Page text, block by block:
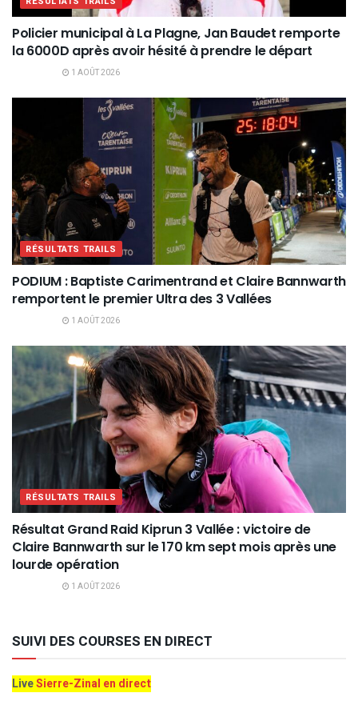
Policier municipal à La Plagne, Jan Baudet remporte
la 6000D après avoir hésité à prendre le départ
1 AOÛT 2026
RÉSULTATS TRAILS
PODIUM : Baptiste Carimentrand et Claire Bannwarth
remportent le premier Ultra des 3 Vallées
1 AOÛT 2026
RÉSULTATS TRAILS
Résultat Grand Raid Kiprun 3 Vallée : victoire de
Claire Bannwarth sur le 170 km sept mois après une
lourde opération
1 AOÛT 2026
SUIVI DES COURSES EN DIRECT
LiveSierre-Zinal en direct